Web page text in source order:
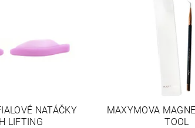
NATÁČKY
LIFTING
MAXYMOVA
TOOL